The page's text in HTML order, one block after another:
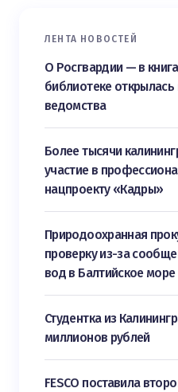
ЛЕНТА НОВОСТЕЙ
О Росгвардии — в
библиотеке
ведомства
Более тысячи
участие в
нацпроекту «Кадры»
Природоохранная
проверку из-за
вод в Балтийское море
Студентка из
миллионов рублей
FESCO поставила